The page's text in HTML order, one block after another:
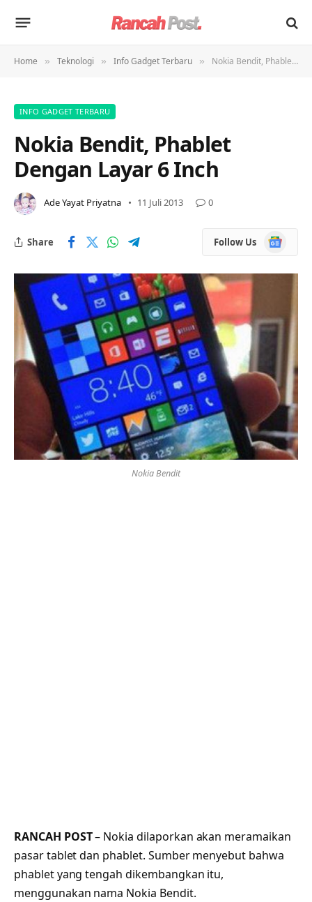
Home » Teknologi » Info Gadget Terbaru » Nokia Bendit, Phablet Dengan Layar 6 Inch
INFO GADGET TERBARU
Nokia Bendit, Phablet
Dengan Layar 6 Inch
Ade Yayat Priyatna 11 Juli 2013 0
Share Follow Us
Google
News
Nokia Bendit
RANCAH POST– Nokia dilaporkan akan meramaikan
pasar tablet dan phablet. Sumber menyebut bahwa
phablet yang tengah dikembangkan itu,
menggunakan nama Nokia Bendit.